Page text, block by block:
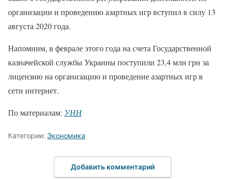
организации и проведению азартных игр вступил в силу 13
августа 2020 года.
Напомним, в феврале этого года на счета Государственной
казначейской службы Украины поступили 23,4 млн грн за
лицензию на организацию и проведение азартных игр в
сети интернет.
По материалам: УНН
Категории: Экономика
Добавить комментарий